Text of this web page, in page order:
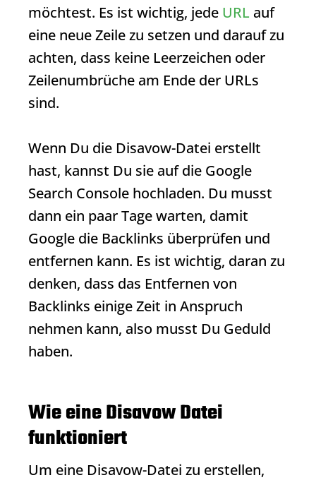
möchtest. Es ist wichtig, jede URL auf
eine neue Zeile zu setzen und darauf zu
achten, dass keine Leerzeichen oder
Zeilenumbrüche am Ende der URLs
sind.
Wenn Du die Disavow-Datei erstellt
hast, kannst Du sie auf die Google
Search Console hochladen. Du musst
dann ein paar Tage warten, damit
Google die Backlinks überprüfen und
entfernen kann. Es ist wichtig, daran zu
denken, dass das Entfernen von
Backlinks einige Zeit in Anspruch
nehmen kann, also musst Du Geduld
haben.
Wie eine Disavow Datei
funktioniert
Um eine Disavow-Datei zu erstellen,